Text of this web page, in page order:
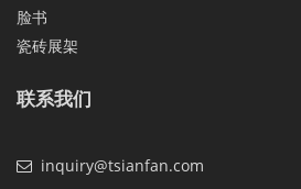
脸书
瓷砖展架
联系我们
inquiry@tsianfan.com